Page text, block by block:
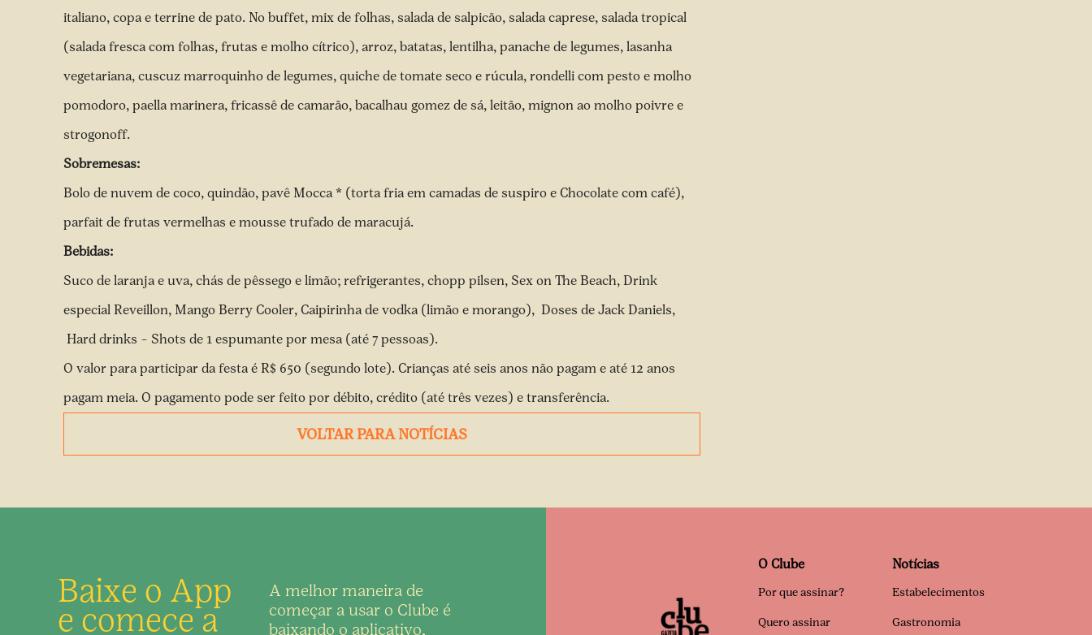
italiano, copa e terrine de pato. No buffet, mix de folhas, salada de salpicão, salada caprese, salada tropical
(salada fresca com folhas, frutas e molho cítrico), arroz, batatas, lentilha, panache de legumes, lasanha
vegetariana, cuscuz marroquinho de legumes, quiche de tomate seco e rúcula, rondelli com pesto e molho
pomodoro, paella marinera, fricassê de camarão, bacalhau gomez de sá, leitão, mignon ao molho poivre e
strogonoff.
Sobremesas:
Bolo de nuvem de coco, quindão, pavê Mocca * (torta fria em camadas de suspiro e Chocolate com café),
parfait de frutas vermelhas e mousse trufado de maracujá.
Bebidas:
Suco de laranja e uva, chás de pêssego e limão; refrigerantes, chopp pilsen, Sex on The Beach, Drink
especial Reveillon, Mango Berry Cooler, Caipirinha de vodka (limão e morango), Doses de Jack Daniels,
Hard drinks – Shots de 1 espumante por mesa (até 7 pessoas).
O valor para participar da festa é R$ 650 (segundo lote). Crianças até seis anos não pagam e até 12 anos
pagam meia. O pagamento pode ser feito por débito, crédito (até três vezes) e transferência.
VOLTAR PARA NOTÍCIAS
Baixe o App
e comece a
A melhor maneira de
começar a usar o Clube é
baixando o aplicativo,
O Clube
Por que assinar?
Quero assinar
Notícias
Estabelecimentos
Gastronomia